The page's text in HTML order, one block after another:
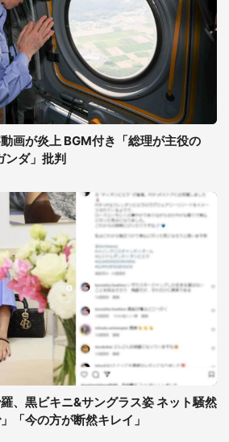
画が炎上 BGM付き「総理が主役の
ンダ」批判
、黒ビキニ&サングラス姿 ネット騒然
「今の方が断然キレイ」